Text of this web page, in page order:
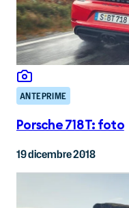
ANTEPRIME
Porsche 718 T: foto
19 dicembre 2018